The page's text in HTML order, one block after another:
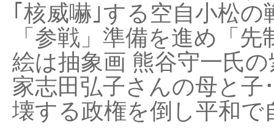
｢核威嚇｣する空自小松
「参戦」準備を進め「
絵は抽象画 熊谷守一氏
家志田弘子さんの母と子
壊する政権を倒し平和